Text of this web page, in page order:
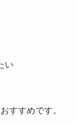
い
すすめです。